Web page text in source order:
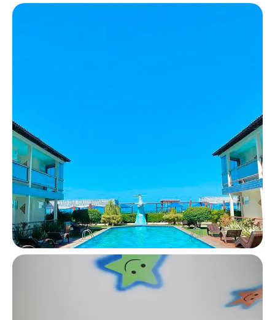
infantil. O paraíso aquático espera por você!